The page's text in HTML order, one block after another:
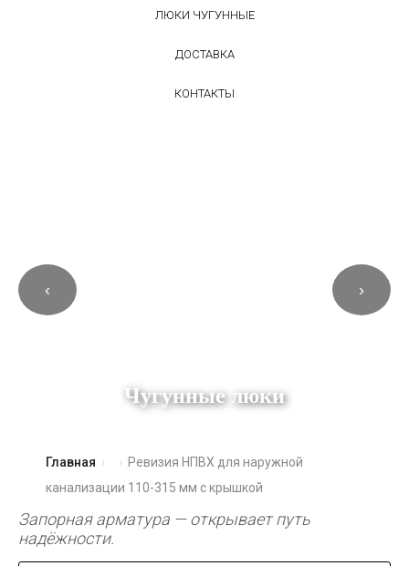
ЛЮКИ ЧУГУННЫЕ
ДОСТАВКА
КОНТАКТЫ
Чугунные люки
‹ ›
Главная
Ревизия НПВХ для наружной
канализации 110-315 мм с крышкой
Запорная арматура — открывает путь
надёжности.